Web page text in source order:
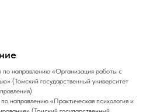
по направлению «Организация работы с
(Томский государственный университет
направлению «Практическая психология и